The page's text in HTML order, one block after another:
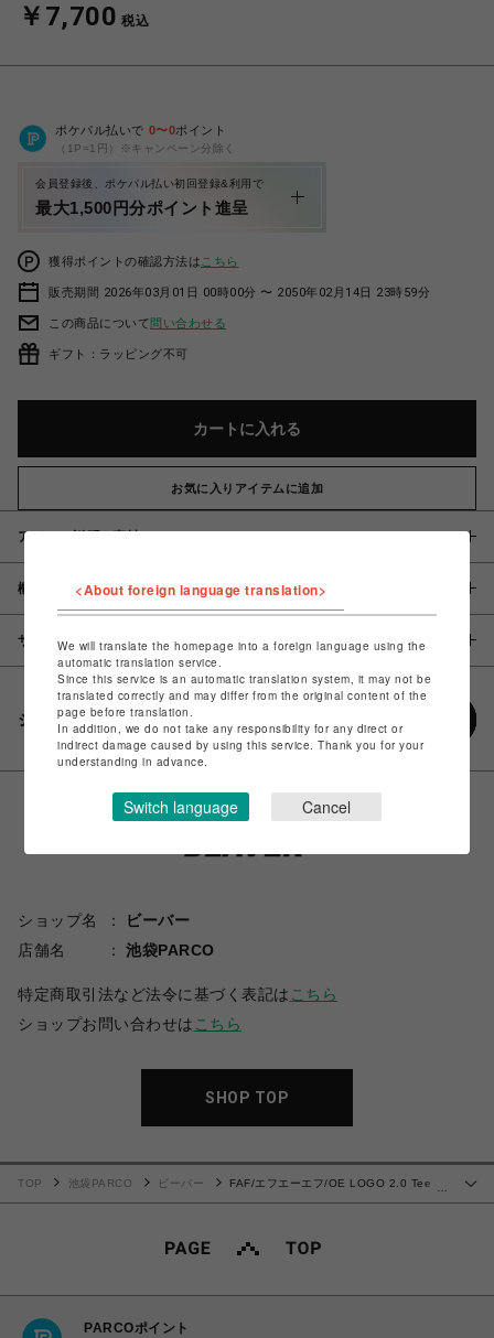
￥7,700 税込
ポケパル払いで 0〜0ポイント
（1P=1円）※キャンペーン分除く
会員登録後、ポケパル払い初回登録&利用で
最大1,500円分ポイント進呈
獲得ポイントの確認方法は こちら
販売期間 2026年03月01日 00時00分 〜 2050年02月14日 23時59分
この商品について問い合わせる
ギフト：ラッピング不可
カートに入れる
お気に入りアイテムに追加
アイテム説明 / 素材
概要
サイズ
シェアする
ショップ名
ビーバー
店舗名
池袋PARCO
特定商取引法など法令に基づく表記は こちら
ショップお問い合わせは こちら
SHOP TOP
TOP 池袋PARCO ビーバー
FAF/エフエーエフ/OE LOGO 2.0 Tee /
PARCOポイント
<About foreign language translation>
We will translate the homepage into a foreign language using the
automatic translation service.
Since this service is an automatic translation system, it may not be
translated correctly and may differ from the original content of the
page before translation.
In addition, we do not take any responsibility for any direct or
indirect damage caused by using this service. Thank you for your
understanding in advance.
Switch language Cancel